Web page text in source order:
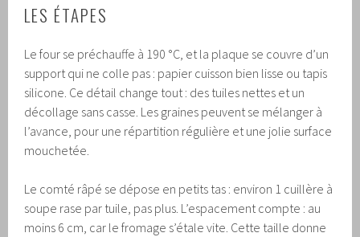
LES ÉTAPES
Le four se préchauffe à 190 °C, et la plaque se couvre d’un
support qui ne colle pas : papier cuisson bien lisse ou tapis
silicone. Ce détail change tout : des tuiles nettes et un
décollage sans casse. Les graines peuvent se mélanger à
l’avance, pour une répartition régulière et une jolie surface
mouchetée.
Le comté râpé se dépose en petits tas : environ 1 cuillère à
soupe rase par tuile, pas plus. L’espacement compte : au
moins 6 cm, car le fromage s’étale vite. Cette taille donne